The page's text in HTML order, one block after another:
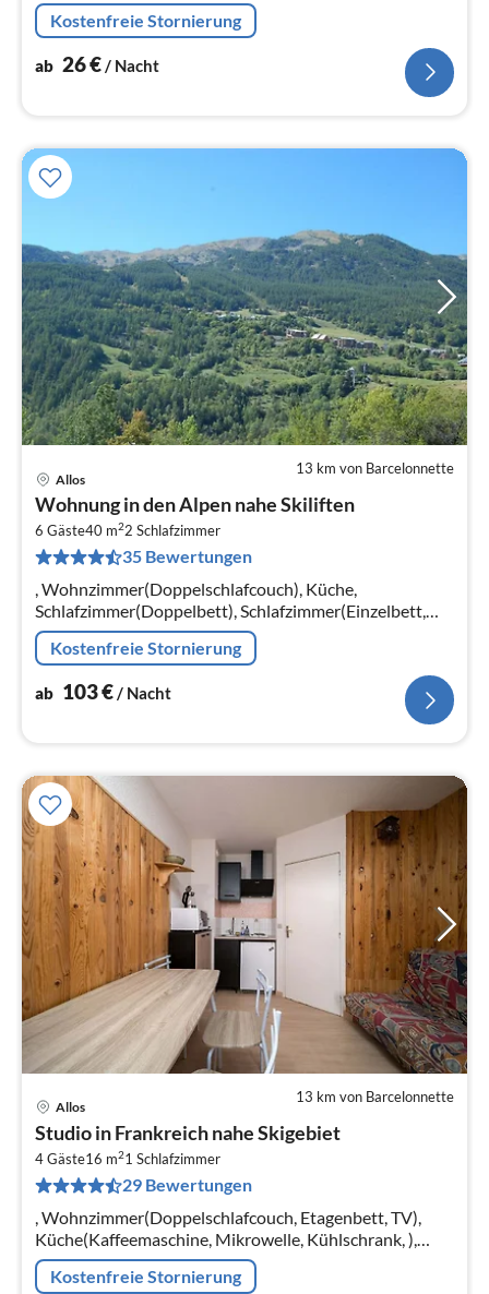
Kostenfreie Stornierung
ab 26€/ Nacht
13 km von Barcelonnette
Allos
Wohnung in den Alpen nahe Skiliften
6 Gäste40 m22 Schlafzimmer
35 Bewertungen
, Wohnzimmer(Doppelschlafcouch), Küche,
Schlafzimmer(Doppelbett), Schlafzimmer(Einzelbett,
Einzelbett), Badezimmer(Badewanne)
Kostenfreie Stornierung
ab 103€/ Nacht
13 km von Barcelonnette
Allos
Studio in Frankreich nahe Skigebiet
4 Gäste16 m21 Schlafzimmer
29 Bewertungen
, Wohnzimmer(Doppelschlafcouch, Etagenbett, TV),
Küche(Kaffeemaschine, Mikrowelle, Kühlschrank, ),
Badezimmer(Badewanne oder Dusche), Gartenmöbel,
Balkon, Parkplatz
Kostenfreie Stornierung